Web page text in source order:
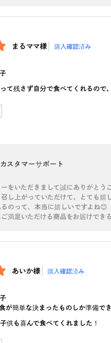
まるママ様 購入確認済み
て残さず自分で食べてくれるので
スタマーサポート
をいただきまして誠にありがとう
し上がっていただけて、とても嬉
のって、本当に嬉しいですよね😊
満足いただける商品をお届けでき
あいか様 購入確認済み
が簡単な決まったものしか準備で
供も喜んで食べてくれました！